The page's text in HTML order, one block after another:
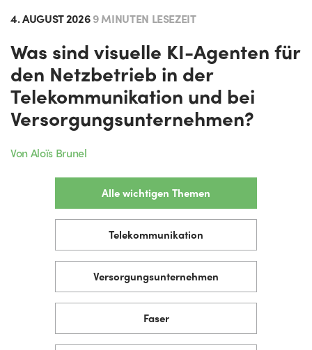
4. AUGUST 20269 MINUTEN LESEZEIT
Was sind visuelle KI-Agenten für
den Netzbetrieb in der
Telekommunikation und bei
Versorgungsunternehmen?
Von Aloïs Brunel
Alle wichtigen Themen
Telekommunikation
Versorgungsunternehmen
Faser